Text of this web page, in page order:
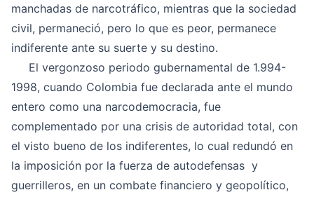
manchadas de narcotráfico, mientras que la sociedad
civil, permaneció, pero lo que es peor, permanece
indiferente ante su suerte y su destino.
El vergonzoso periodo gubernamental de 1.994-
1998, cuando Colombia fue declarada ante el mundo
entero como una narcodemocracia, fue
complementado por una crisis de autoridad total, con
el visto bueno de los indiferentes, lo cual redundó en
la imposición por la fuerza de autodefensas y
guerrilleros, en un combate financiero y geopolítico,